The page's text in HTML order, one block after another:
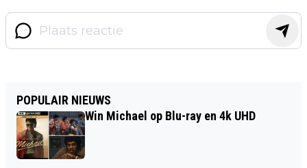
POPULAIR NIEUWS
Win Michael op Blu-ray en 4k UHD